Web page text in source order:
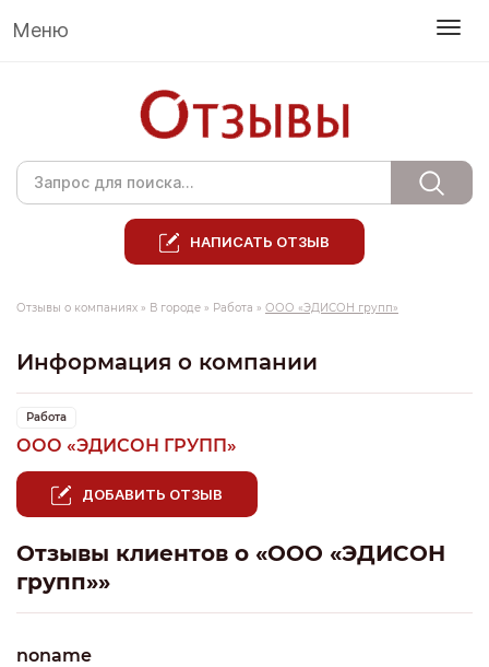
Меню
НАПИСАТЬ ОТЗЫВ
Отзывы о компаниях » В городе » Работа » ООО «ЭДИСОН групп»
Информация о компании
Работа
ООО «ЭДИСОН ГРУПП»
ДОБАВИТЬ ОТЗЫВ
Отзывы клиентов о «ООО «ЭДИСОН
групп»»
noname